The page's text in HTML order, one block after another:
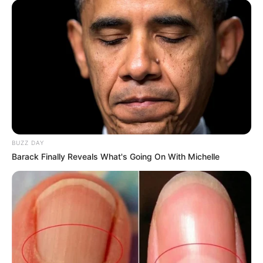
regelmäßig per Führung zu besichtigen ist.
Informationen unterde.wikipedia.org/wiki/
Kölner Fe
stungsmuseum.
Claudius-Therme - In dem nordöstlich von der
Kölner Innenstadt liegenden Thermalbad gibt es
eine Badelandschaft mit verschiedenen Innen- und
Außenbecken, einen Saunabereich sowie eine
Beauty- und Wellnessabteilung. Informationen unter
www.claudius-therme.de.
Sealife - Ein Meeresaquarium mit exotischen Tieren
und öffentlichen Fütterungen in Köln. Informationen
unterwww.sealife.de
Kristall Rheinpark-Therme Bad Hönningen - Direkt
am Rheinufer befindet sich die großzügig angelegte
Thermenwelt, die mit ihrem venezianischem
Ambiente und dem Thermal-Heilwasser eine Oase
BUZZ DAY
Barack Finally Reveals What's Going On With Michelle